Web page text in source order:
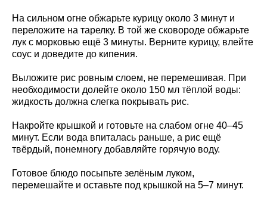
На сильном огне обжарьте курицу около 3 минут и
переложите на тарелку. В той же сковороде обжарьте
лук с морковью ещё 3 минуты. Верните курицу, влейте
соус и доведите до кипения.
Выложите рис ровным слоем, не перемешивая. При
необходимости долейте около 150 мл тёплой воды:
жидкость должна слегка покрывать рис.
Накройте крышкой и готовьте на слабом огне 40–45
минут. Если вода впиталась раньше, а рис ещё
твёрдый, понемногу добавляйте горячую воду.
Готовое блюдо посыпьте зелёным луком,
перемешайте и оставьте под крышкой на 5–7 минут.